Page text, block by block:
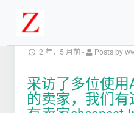
2 年，5 月前 - Posts by
采访了多位使用
的卖家，我们